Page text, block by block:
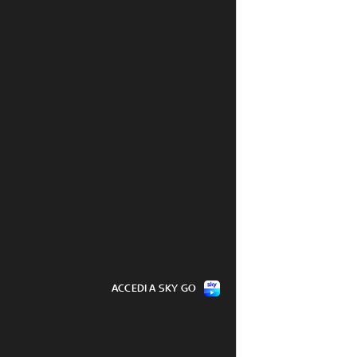
ACCEDI A SKY GO